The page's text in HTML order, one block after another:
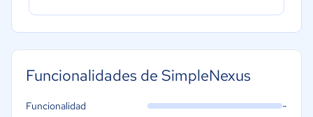
Funcionalidades de SimpleNexus
Funcionalidad -